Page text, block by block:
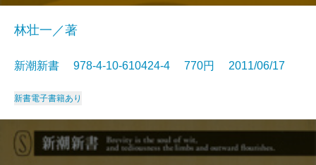
林壮一／著
新潮新書 978-4-10-610424-4 770円 2011/06/17
新書電子書籍あり